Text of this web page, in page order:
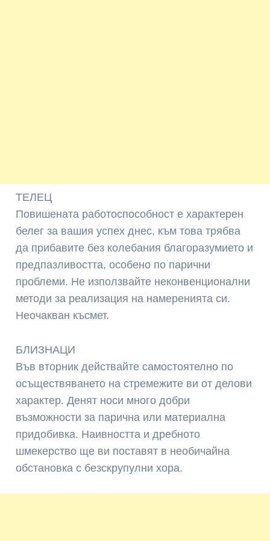
ТЕЛЕЦ
Повишената работоспособност е характерен
белег за вашия успех днес, към това трябва
да прибавите без колебания благоразумието и
предпазливостта, особено по парични
проблеми. Не използвайте неконвенционални
методи за реализация на намеренията си.
Неочакван късмет.
БЛИЗНАЦИ
Във вторник действайте самостоятелно по
осъществяването на стремежите ви от делови
характер. Денят носи много добри
възможности за парична или материална
придобивка. Наивността и дребното
шмекерство ще ви поставят в необичайна
обстановка с безскрупулни хора.